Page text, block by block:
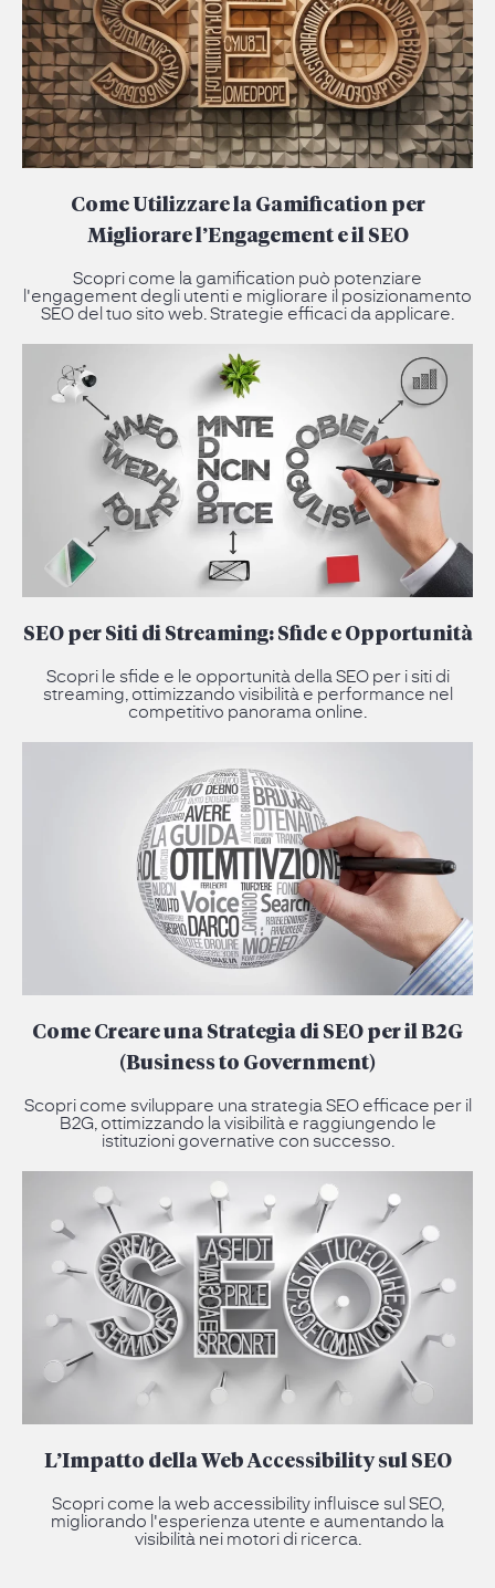
Come Utilizzare la Gamification per
Migliorare l’Engagement e il SEO
Scopri come la gamification può potenziare
l'engagement degli utenti e migliorare il posizionamento
SEO del tuo sito web. Strategie efficaci da applicare.
SEO per Siti di Streaming: Sfide e Opportunità
Scopri le sfide e le opportunità della SEO per i siti di
streaming, ottimizzando visibilità e performance nel
competitivo panorama online.
Come Creare una Strategia di SEO per il B2G
(Business to Government)
Scopri come sviluppare una strategia SEO efficace per il
B2G, ottimizzando la visibilità e raggiungendo le
istituzioni governative con successo.
L’Impatto della Web Accessibility sul SEO
Scopri come la web accessibility influisce sul SEO,
migliorando l'esperienza utente e aumentando la
visibilità nei motori di ricerca.